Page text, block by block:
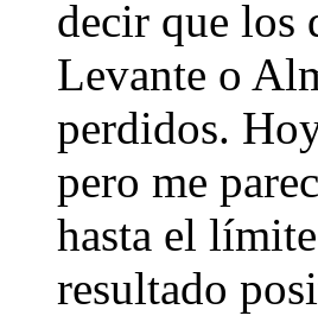
decir que los
Levante o
perdidos.
pero me
hasta el
resultado